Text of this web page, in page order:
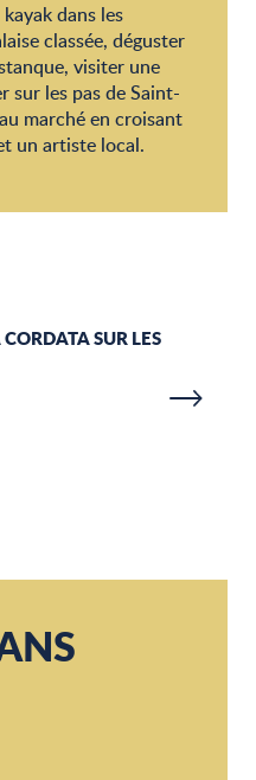
dans les
classée, déguster
visiter une
sur les pas de Saint-
marché en croisant
un artiste local.
SUR LES